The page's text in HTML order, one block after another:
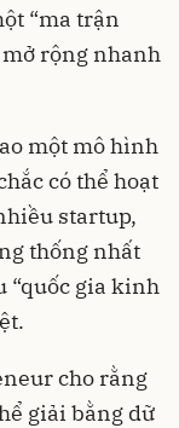
“ma trận
rộng nhanh
một mô hình
có thể hoạt
startup,
thống nhất
“quốc gia kinh
cho rằng
giải bằng dữ